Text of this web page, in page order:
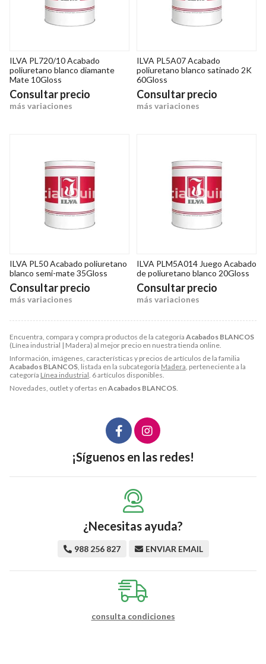
Encuentra, compara y compra productos de la categoría Acabados BLANCOS
(Línea industrial | Madera) al mejor precio en nuestra tienda online.
Información, imágenes, características y precios de artículos de la familia
Acabados BLANCOS, listada en la subcategoría Madera, perteneciente a la
categoría Línea industrial. 6 artículos disponibles.
Novedades, outlet y ofertas en Acabados BLANCOS.
ILVA PL720/10 Acabado
poliuretano blanco diamante
Mate 10Gloss
Consultar precio
más variaciones
ILVA PL5A07 Acabado
poliuretano blanco satinado 2K
60Gloss
Consultar precio
más variaciones
ILVA PL50 Acabado poliuretano
blanco semi-mate 35Gloss
Consultar precio
más variaciones
ILVA PLM5A014 Juego Acabado
de poliuretano blanco 20Gloss
Consultar precio
más variaciones
¡Síguenos en las redes!
¿Necesitas ayuda?
988 256 827 ENVIAR EMAIL
consulta condiciones